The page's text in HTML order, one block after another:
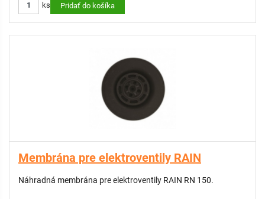
ks Pridať do košíka
Membrána pre elektroventily RAIN
Náhradná membrána pre elektroventily RAIN RN 150.